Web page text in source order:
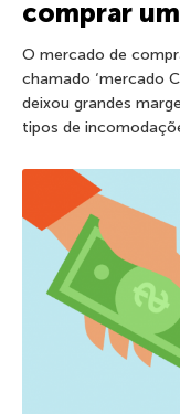
comprar
O mercado de
chamado ‘mercado
deixou grandes
tipos de